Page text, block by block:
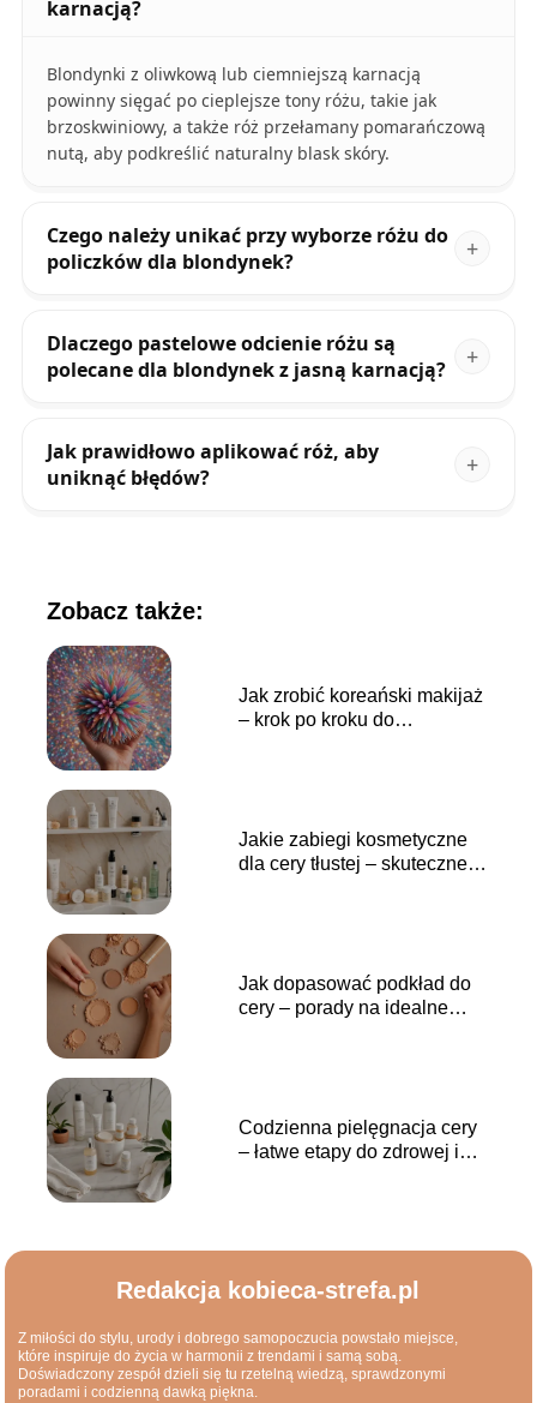
karnacją?
Blondynki z oliwkową lub ciemniejszą karnacją
powinny sięgać po cieplejsze tony różu, takie jak
brzoskwiniowy, a także róż przełamany pomarańczową
nutą, aby podkreślić naturalny blask skóry.
Czego należy unikać przy wyborze różu do
policzków dla blondynek?
Dlaczego pastelowe odcienie różu są
polecane dla blondynek z jasną karnacją?
Jak prawidłowo aplikować róż, aby
uniknąć błędów?
Zobacz także:
Jak zrobić koreański makijaż
– krok po kroku do
Jakie zabiegi kosmetyczne
dla cery tłustej – skuteczne
Jak dopasować podkład do
cery – porady na idealne
Codzienna pielęgnacja cery
– łatwe etapy do zdrowej i
Redakcja kobieca-strefa.pl
Z miłości do stylu, urody i dobrego samopoczucia powstało miejsce,
które inspiruje do życia w harmonii z trendami i samą sobą.
Doświadczony zespół dzieli się tu rzetelną wiedzą, sprawdzonymi
poradami i codzienną dawką piękna.